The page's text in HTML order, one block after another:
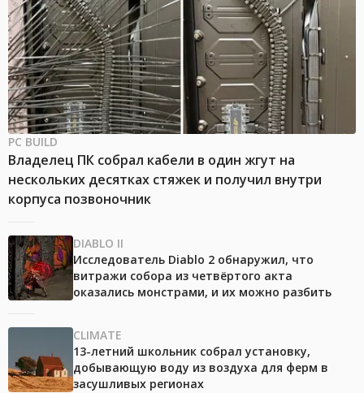
PC BUILD
Владелец ПК собрал кабели в один жгут на
нескольких десятках стяжек и получил внутри
корпуса позвоночник
DIABLO II
Исследователь Diablo 2 обнаружил, что
витражи собора из четвёртого акта
оказались монстрами, и их можно разбить
CLIMATE
13-летний школьник собрал установку,
добывающую воду из воздуха для ферм в
засушливых регионах